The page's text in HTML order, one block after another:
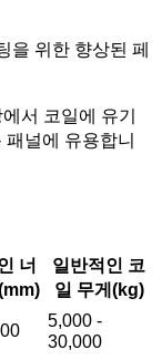
을 위한 향상된 페
서 코일에 유기
패널에 유용합니
너
일반적인 코
일 무게(kg)
5,000 -
30,000